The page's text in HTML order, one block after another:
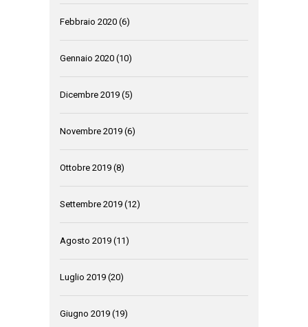
Febbraio 2020 (6)
Gennaio 2020 (10)
Dicembre 2019 (5)
Novembre 2019 (6)
Ottobre 2019 (8)
Settembre 2019 (12)
Agosto 2019 (11)
Luglio 2019 (20)
Giugno 2019 (19)